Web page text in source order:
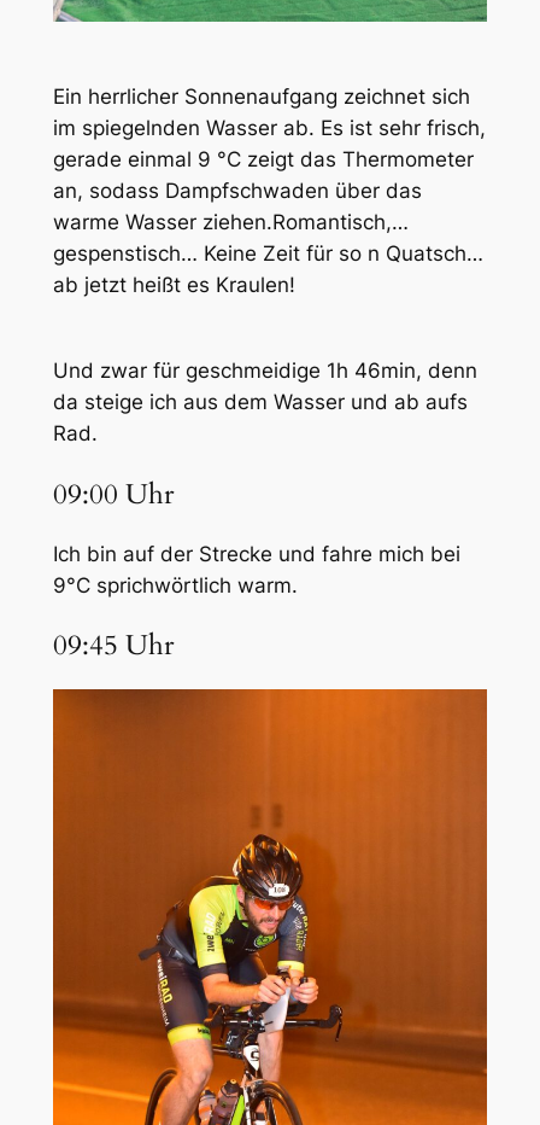
Ein herrlicher Sonnenaufgang zeichnet sich
im spiegelnden Wasser ab. Es ist sehr frisch,
gerade einmal 9 °C zeigt das Thermometer
an, sodass Dampfschwaden über das
warme Wasser ziehen.Romantisch,…
gespenstisch… Keine Zeit für so n Quatsch…
ab jetzt heißt es Kraulen!
Und zwar für geschmeidige 1h 46min, denn
da steige ich aus dem Wasser und ab aufs
Rad.
09:00 Uhr
Ich bin auf der Strecke und fahre mich bei
9°C sprichwörtlich warm.
09:45 Uhr